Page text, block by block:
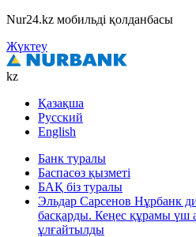
Nur24.kz мобильді қолданбасы
Жүктеу
kz
Қазақша
Русский
English
Банк туралы
Баспасөз қызметі
БАҚ біз туралы
Эльдар Сарсенов Нұрбанк
басқарды. Кеңес құрамы үш
ұлғайтылды